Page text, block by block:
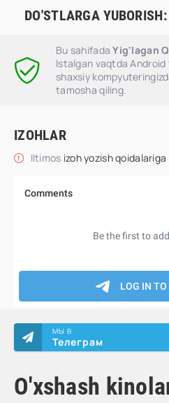
DO'STLARGA YUBORISH:
Bu sahifadaYig'lagan
Istalgan vaqtda
shaxsiy
tamosha qiling.
IZOHLAR
Iltimos izoh yozish qoidalariga
O'xshash
МЫ В
Телеграм